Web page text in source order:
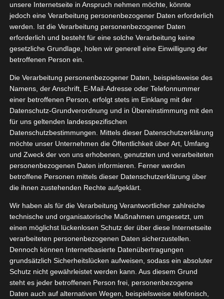
Gehe zu ...
10, 2023
Luca
Bücher
Lifestyle
Das Luca Tagebuch Lebensfreude
Oktober 25, 2023 | Alltagshelfer,Bücher,Lifestyle,
Produktvorstellungen
unsere Internetseite in Anspruch nehmen möchte, könnte
jedoch eine Verarbeitung personenbezogener Daten erforderlich
werden. Ist die Verarbeitung personenbezogener Daten
erforderlich und besteht für eine solche Verarbeitung keine
gesetzliche Grundlage, holen wir generell eine Einwilligung der
betroffenen Person ein.
Die Verarbeitung personenbezogener Daten, beispielsweise des
Namens, der Anschrift, E-Mail-Adresse oder Telefonnummer
einer betroffenen Person, erfolgt stets im Einklang mit der
Datenschutz-Grundverordnung und in Übereinstimmung mit den
für uns geltenden landesspezifischen
Datenschutzbestimmungen. Mittels dieser Datenschutzerklärung
möchte unser Unternehmen die Öffentlichkeit über Art, Umfang
und Zweck der von uns erhobenen, genutzten und verarbeiteten
personenbezogenen Daten informieren. Ferner werden
betroffene Personen mittels dieser Datenschutzerklärung über
die ihnen zustehenden Rechte aufgeklärt.
Wir haben als für die Verarbeitung Verantwortlicher zahlreiche
technische und organisatorische Maßnahmen umgesetzt, um
einen möglichst lückenlosen Schutz der über diese Internetseite
verarbeiteten personenbezogenen Daten sicherzustellen.
Dennoch können Internetbasierte Datenübertragungen
grundsätzlich Sicherheitslücken aufweisen, sodass ein absoluter
Schutz nicht gewährleistet werden kann. Aus diesem Grund
steht es jeder betroffenen Person frei, personenbezogene
Daten auch auf alternativen Wegen, beispielsweise telefonisch,